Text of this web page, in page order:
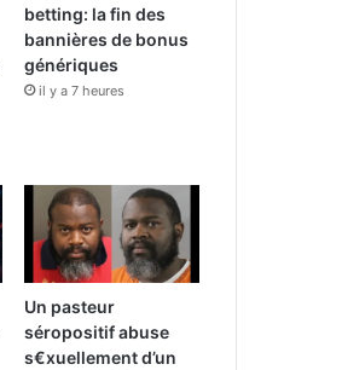
betting: la fin des
bannières de bonus
génériques
il y a 7 heures
Un pasteur
séropositif abuse
s€xuellement d’un